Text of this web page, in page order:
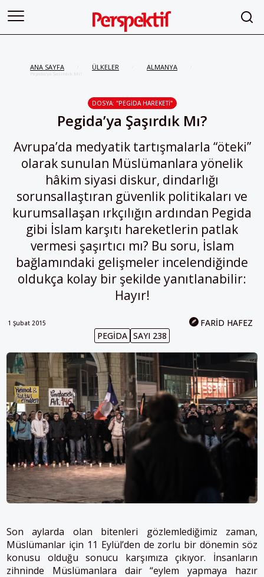
ANA SAYFA ÜLKELER ALMANYA
Pegida’ya Şaşırdık Mı?
DOSYA: "PEGIDA HAREKETI"
Pegida’ya Şaşırdık Mı?
Avrupa’da medyatik tartışmalarla “öteki”
olarak sunulan Müslümanlara yönelik
hâkim siyasi diskur, dindarlığı
sorunsallaştıran güvenlik politikaları ve
kurumsallaşan ırkçılığın ardından Pegida
gibi İslam karşıtı hareketlerin patlak
vermesi şaşırtıcı mı? Bu soru, İslam
bağlamındaki gelişmeler incelendiğinde
oldukça kolay bir şekilde yanıtlanabilir:
Hayır!
1 Şubat 2015
FARID HAFEZ
PEGIDA SAYI 238
Son aylarda olan bitenleri gözlemlediğimiz zaman,
Müslümanlar için 11 Eylül’den de zorlu bir dönemin söz
konusu olduğu sonucu karşımıza çıkıyor. İnsanların
zihninde Müslümanlara dair “eylem yapmaya hazır